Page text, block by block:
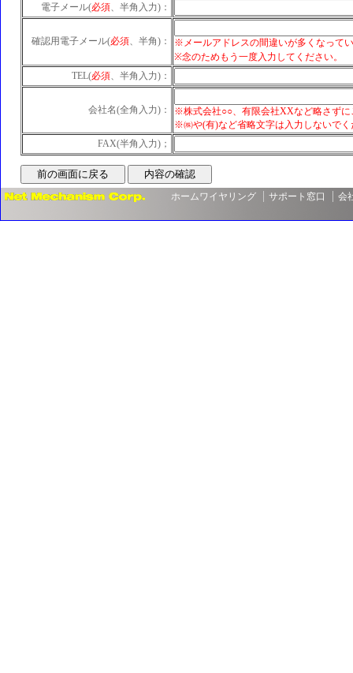
電子メール(必須 、半角入力)：
確認用電子メール(必須 、半角)：
※メールアドレスの間違いが多くなって
※念のためもう一度入力してください。
TEL(必須 、半角入力)：
会社名(全角入力)：
※株式会社○○、有限会社XXなど略さずに
※㈱や(有)など省略文字は入力しないでく
FAX(半角入力)；
ホームワイヤリング サポート窓口 会